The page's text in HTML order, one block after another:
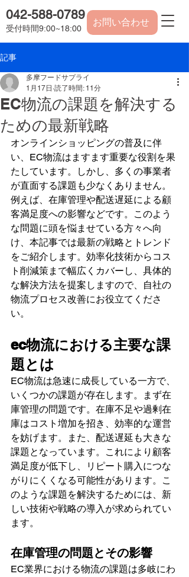
042-588-0789
​受付時間9:00~18:00
お問い合わせ
記事
EC物流の課題を解決する
ための最新戦略
多摩フードサプライ
1月17日 読了時間: 11分
オンラインショッピングの普及に伴
い、EC物流はますます重要な役割を果
たしています。しかし、多くの事業者
が直面する課題も少なくありません。
例えば、在庫管理や配送遅延による顧
客満足度への影響などです。このよう
な問題に頭を悩ませている方々へ向
け、本記事では最新の戦略とトレンド
をご紹介します。効率化技術からコス
ト削減策まで幅広くカバーし、具体的
な解決方法を提案しますので、自社の
物流プロセス改善にお役立てくださ
い。
ec物流における主要な課
題とは
EC物流は急速に成長している一方で、
いくつかの課題が存在します。まず在
庫管理の問題です。在庫不足や過剰在
庫はコスト増加を招き、効率的な運営
を妨げます。また、配送遅延も大きな
課題となっています。これにより顧客
満足度が低下し、リピート購入につな
がりにくくなる可能性があります。こ
のような課題を解決するためには、新
しい技術や戦略の導入が求められてい
ます。
在庫管理の問題とその影響
EC業界における物流の課題は多岐にわ